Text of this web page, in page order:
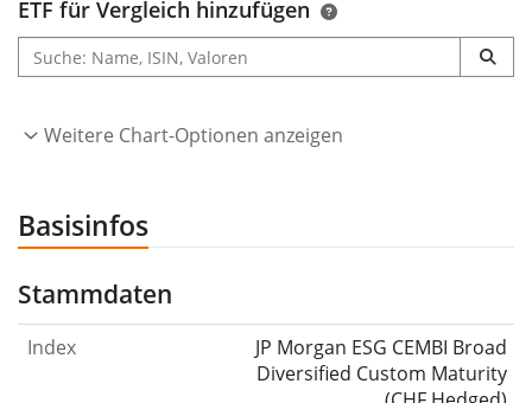
ETF für Vergleich hinzufügen
Weitere Chart-Optionen anzeigen
Basisinfos
Stammdaten
Index
JP Morgan ESG CEMBI Broad
Diversified Custom Maturity